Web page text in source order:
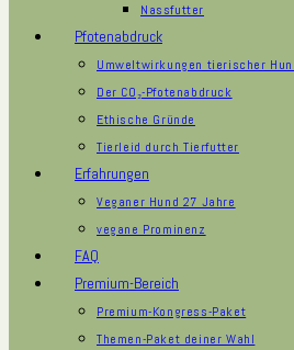
Nassfutter
Pfotenabdruck
Umweltwirkungen tierischer
Der CO₂-Pfotenabdruck
Ethische Gründe
Tierleid durch Tierfutter
Erfahrungen
Veganer Hund 27 Jahre
vegane Prominenz
FAQ
Premium-Bereich
Premium-Kongress-Paket
Themen-Paket deiner Wahl